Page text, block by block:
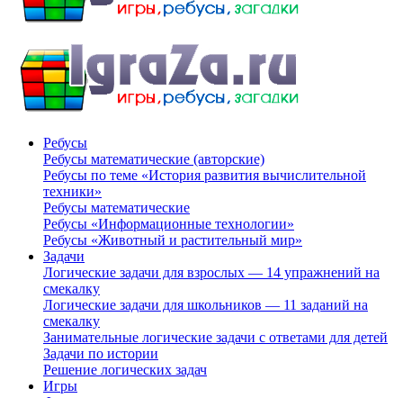
Ребусы
Ребусы математические (авторские)
Ребусы по теме «История развития вычислительной
техники»
Ребусы математические
Ребусы «Информационные технологии»
Ребусы «Животный и растительный мир»
Задачи
Логические задачи для взрослых — 14 упражнений на
смекалку
Логические задачи для школьников — 11 заданий на
смекалку
Занимательные логические задачи с ответами для детей
Задачи по истории
Решение логических задач
Игры